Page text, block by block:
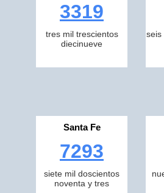
3319
tres mil trescientos
diecinueve
seis
Santa Fe
7293
siete mil doscientos
noventa y tres